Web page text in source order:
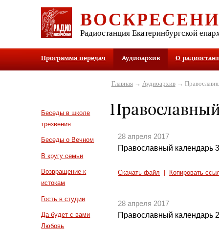
Радиостанция Екатеринбургской
Программа передач Аудиоархив О
Беседы в школе
трезвения
Беседы о Вечном
В кругу семьи
Возвращение к
истокам
Гость в студии
Да будет с вами
Любовь
Главная→ Аудиоархив→
28 апреля 2017
Православный календарь
Скачать файл Копировать
28 апреля 2017
Православный календарь